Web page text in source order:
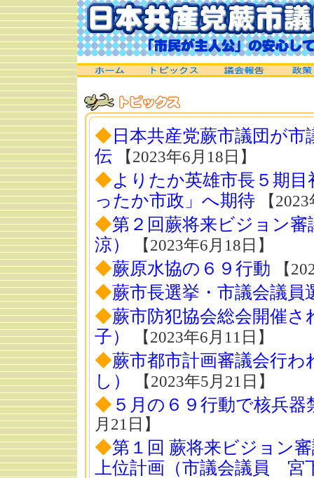
◆ 日本共産党蕨市議団が
伝 【2023年6月18日】
◆よりたか英雄市長５期
ったか市政」へ期待 【
◆第２回蕨将来ビジョン
涼）
【2023年6月18日】
◆蕨原水協の６９行動 【
◆蕨市長選挙・市議会議員
◆蕨市防犯協会総会開催
子）
【2023年6月11日】
◆蕨市都市計画審議会行
し）
【2023年5月21日】
◆ ５月の６９行動で核兵
月21日】
◆第１回 蕨将来ビジョン
上位計画（市議会議員 宮